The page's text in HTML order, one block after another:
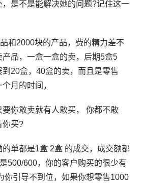
是不是能解决她的问题?记住这一
和2000块的产品，费的精力差不
品，一盒一盒的卖，后期5盒5
20盒，40盒的卖，而且是零售
月的时间，
你敢卖就有人敢买， 你都不敢
你买?
单都是1盒 2盒 的成交，成交额都
500/600，你的客户购买的很少有
你引导不到位，如果你想零售1000